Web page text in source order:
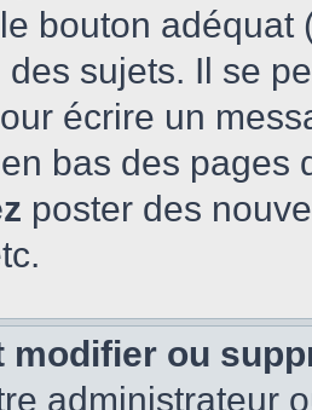
bouton
sujets. Il se
écrire un
bas des pages
poster des
modifier ou
administrateur